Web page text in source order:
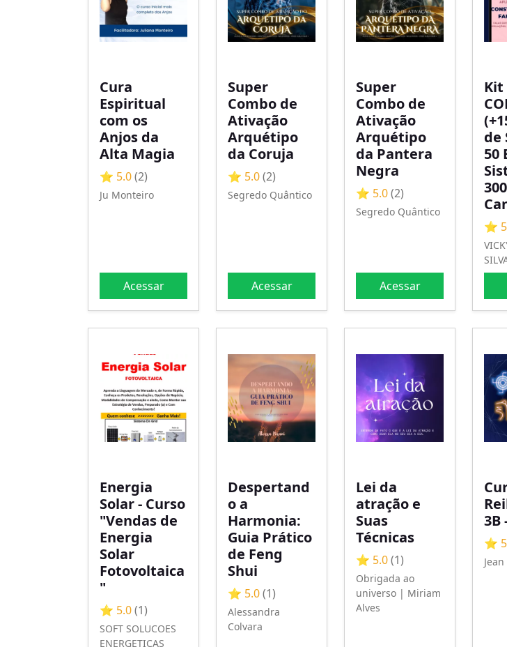
Cura
Espiritual
com os
Anjos da
Alta Magia
⭐ 5.0(2)
Ju Monteiro
Acessar
Super
Combo de
Ativação
Arquétipo
da Coruja
⭐ 5.0(2)
Segredo Quântico
Acessar
Super
Combo de
Ativação
Arquétipo
da Pantera
Negra
⭐ 5.0(2)
Segredo Quântico
Acessar
Kit
de
50
⭐
Energia
Solar - Curso
"Vendas de
Energia
Solar
Fotovoltaica
"
⭐ 5.0(1)
SOFT SOLUCOES
ENERGETICAS
Despertand
o a
Harmonia:
Guia Prático
de Feng
Shui
⭐ 5.0(1)
Alessandra
Colvara
Lei da
atração e
Suas
Técnicas
⭐ 5.0(1)
Obrigada ao
universo | Miriam
Alves
3B
⭐
Jean